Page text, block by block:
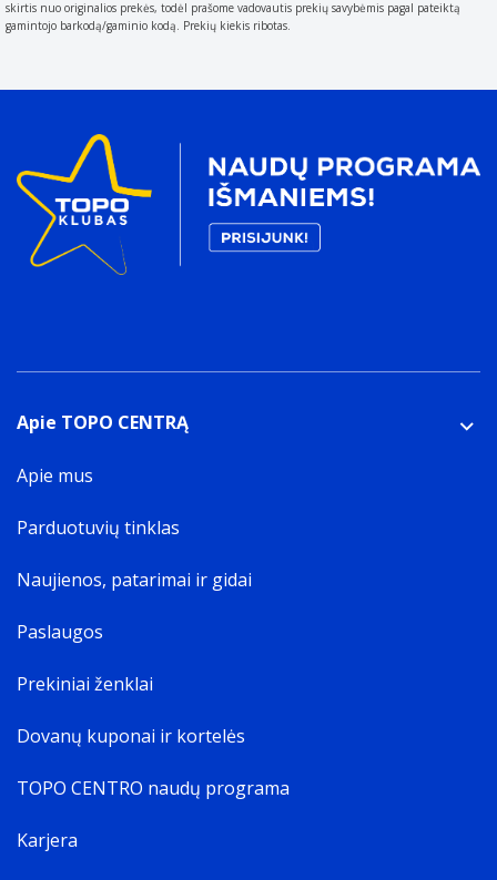
skirtis nuo originalios prekės, todėl prašome vadovautis prekių savybėmis pagal pateiktą
gamintojo barkodą/gaminio kodą. Prekių kiekis ribotas.
Apie TOPO CENTRĄ
Apie mus
Parduotuvių tinklas
Naujienos, patarimai ir gidai
Paslaugos
Prekiniai ženklai
Dovanų kuponai ir kortelės
TOPO CENTRO naudų programa
Karjera